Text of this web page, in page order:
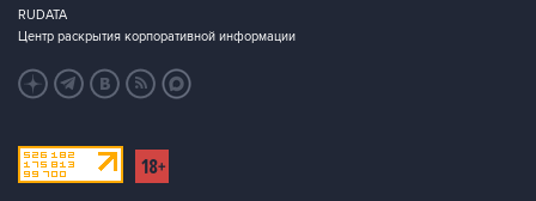
RUDATA
Центр раскрытия корпоративной информации